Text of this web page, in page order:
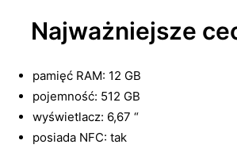
Najważniejsze
pamięć RAM: 12 GB
pojemność: 512 GB
wyświetlacz: 6,67 “
posiada NFC: tak